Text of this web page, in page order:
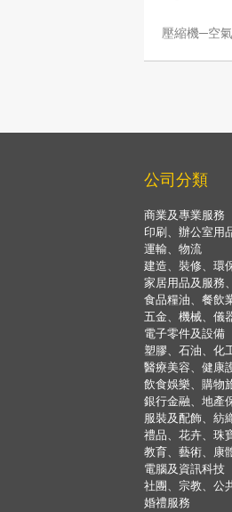
壓縮機─空
公司分類
商業及專業服務
印刷、辦公室用
運輸、物流
建造、裝修、環
家居用品及服務
食品糧油、餐飲
五金、機械、儀
電子零件及設備
塑膠、石油、化
醫療美容、健康
飲食娛樂、購物
銀行金融、地產
服裝及配飾、紡
禮品、花卉、珠
教育、藝術、康
電腦及資訊科技
社團、宗教、公
婚禮服務